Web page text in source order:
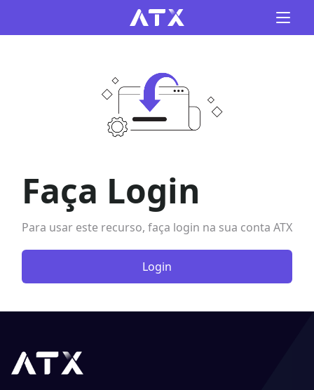
Faça Login
Para usar este recurso, faça login na sua conta ATX
Login